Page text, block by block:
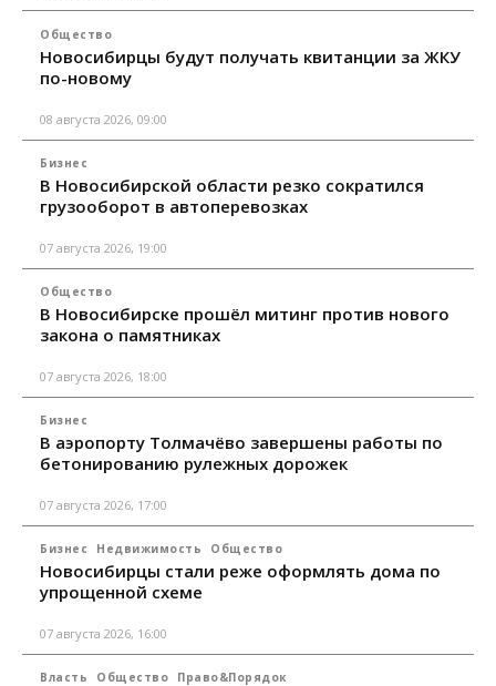
Общество
Новосибирцы будут получать квитанции за ЖКУ
по-новому
08 августа 2026, 09:00
Бизнес
В Новосибирской области резко сократился
грузооборот в автоперевозках
07 августа 2026, 19:00
Общество
В Новосибирске прошёл митинг против нового
закона о памятниках
07 августа 2026, 18:00
Бизнес
В аэропорту Толмачёво завершены работы по
бетонированию рулежных дорожек
07 августа 2026, 17:00
Бизнес Недвижимость Общество
Новосибирцы стали реже оформлять дома по
упрощенной схеме
07 августа 2026, 16:00
Власть Общество Право&Порядок